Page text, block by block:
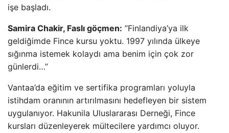
işe başladı.
Samira Chakir, Faslı göçmen: ”Finlandiya’ya ilk
geldiğimde Fince kursu yoktu. 1997 yılında ülkeye
sığınma istemek kolaydı ama benim için çok zor
günlerdi…”
Vantaa’da eğitim ve sertifika programları yoluyla
istihdam oranının artırılmasını hedefleyen bir sistem
uygulanıyor. Hakunila Uluslararası Derneği, Fince
kursları düzenleyerek mültecilere yardımcı oluyor.